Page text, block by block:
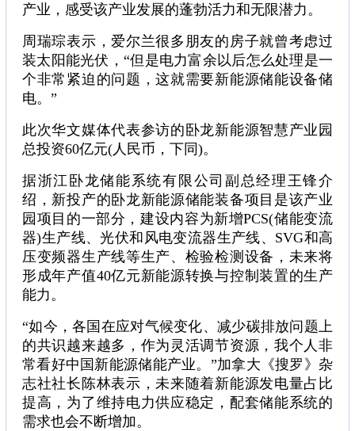
产业，感受该产业发展的蓬勃活力和无限潜力。
周瑞琮表示，爱尔兰很多朋友的房子就曾考虑过
装太阳能光伏，“但是电力富余以后怎么处理是一
个非常紧迫的问题，这就需要新能源储能设备储
电。”
此次华文媒体代表参访的卧龙新能源智慧产业园
总投资60亿元(人民币，下同)。
据浙江卧龙储能系统有限公司副总经理王锋介
绍，新投产的卧龙新能源储能装备项目是该产业
园项目的一部分，建设内容为新增PCS(储能变流
器)生产线、光伏和风电变流器生产线、SVG和高
压变频器生产线等生产、检验检测设备，未来将
形成年产值40亿元新能源转换与控制装置的生产
能力。
“如今，各国在应对气候变化、减少碳排放问题上
的共识越来越多，作为灵活调节资源，我个人非
常看好中国新能源储能产业。”加拿大《搜罗》杂
志社社长陈林表示，未来随着新能源发电量占比
提高，为了维持电力供应稳定，配套储能系统的
需求也会不断增加。